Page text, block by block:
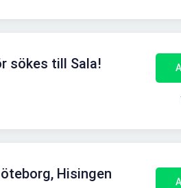
sökes till Sala!
Hisingen